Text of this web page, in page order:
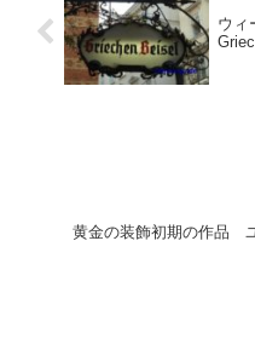
ウィ
黄金の装飾初期の作品